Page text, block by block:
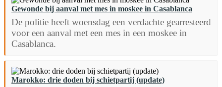
Gewonde bij aanval met mes in moskee in Casablanca
De politie heeft woensdag een verdachte gearresteerd
voor een aanval met een mes in een moskee in
Casablanca.
Marokko: drie doden bij schietpartij (update)